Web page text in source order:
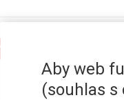
ZÁKON
ŘÍZENÍ
Aby web
(souhlas s